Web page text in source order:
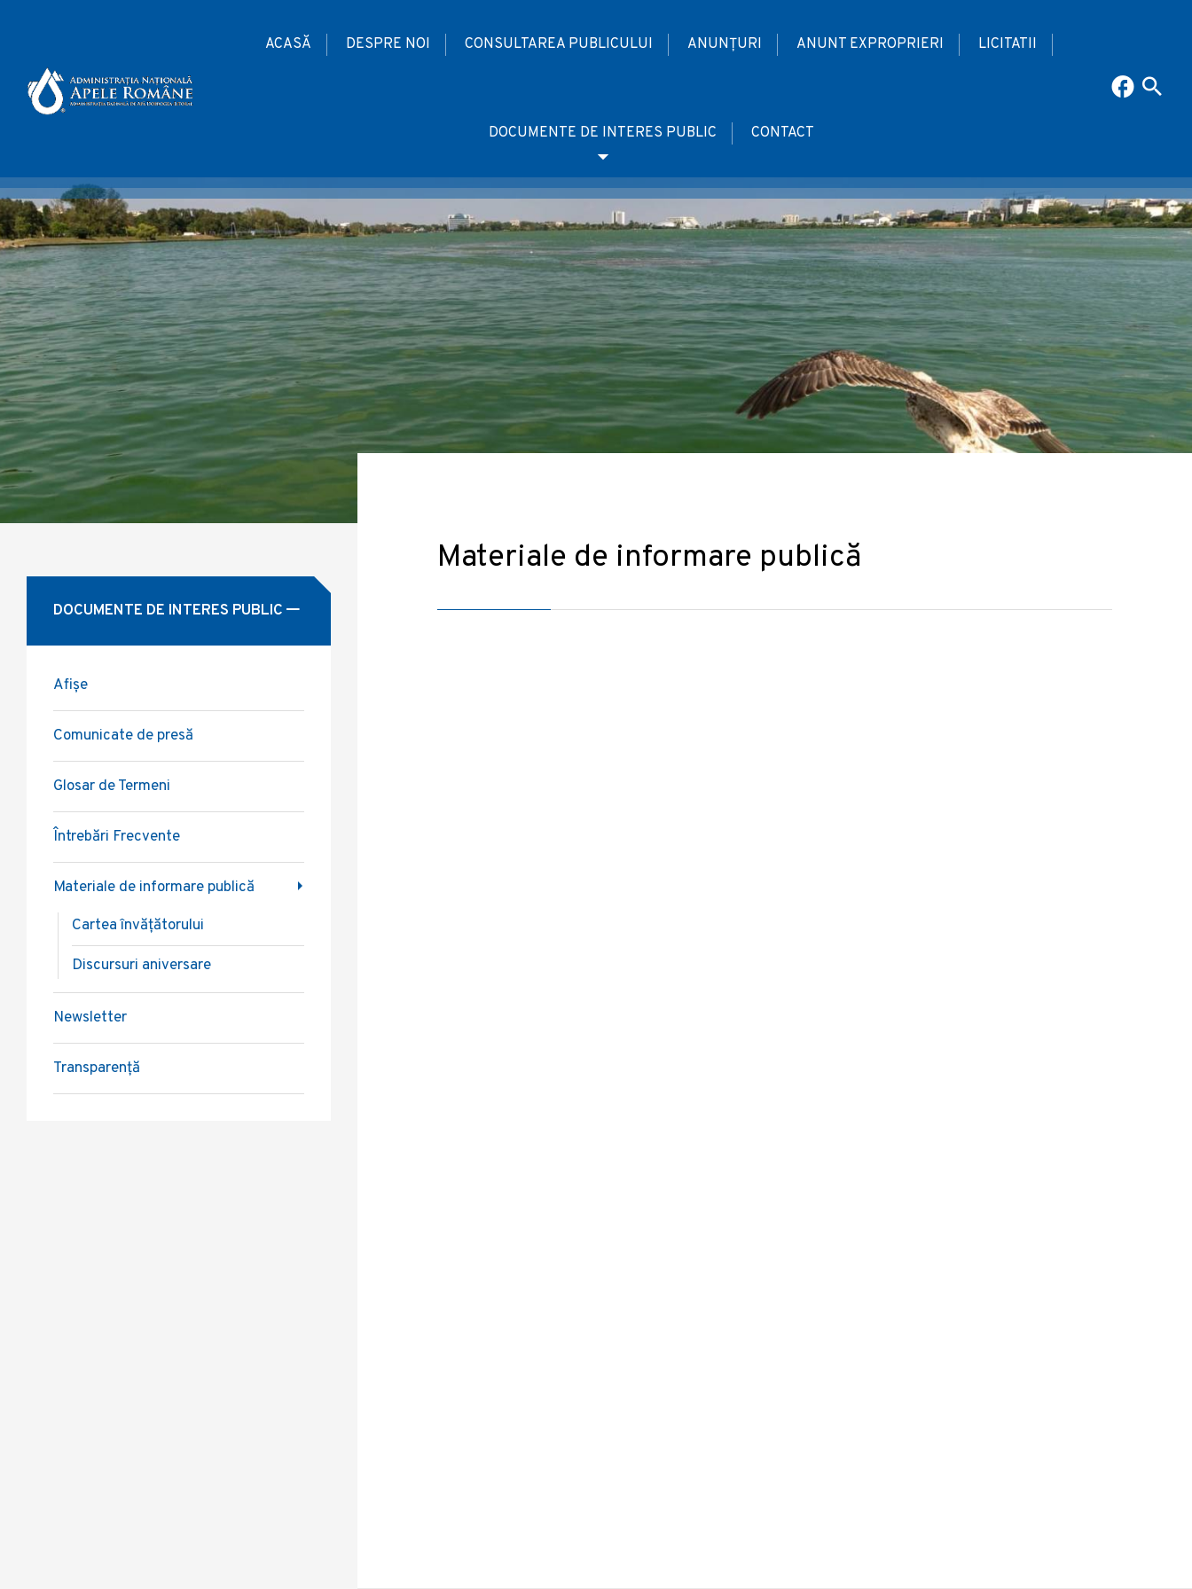
ACASĂ DESPRE NOI CONSULTAREA PUBLICULUI ANUNȚURI ANUNT EXPROPRIERI LICITATII
DOCUMENTE DE INTERES PUBLIC CONTACT
Materiale de informare publică
DOCUMENTE DE INTERES PUBLIC
Afișe
Comunicate de presă
Glosar de Termeni
Întrebări Frecvente
Materiale de informare publică
Cartea învățătorului
Discursuri aniversare
Newsletter
Transparență